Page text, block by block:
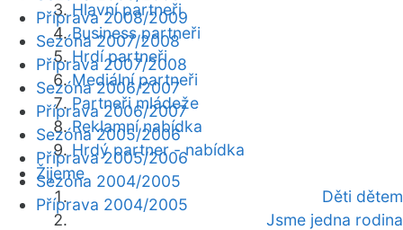
Hlavní partneři
Business partneři
Hrdí partneři
Mediální partneři
Partneři mládeže
Reklamní nabídka
Hrdý partner - nabídka
Žijeme
Děti dětem
Jsme jedna rodina
Příprava 2008/2009
Sezóna 2007/2008
Příprava 2007/2008
Sezóna 2006/2007
Příprava 2006/2007
Sezóna 2005/2006
Příprava 2005/2006
Sezóna 2004/2005
Příprava 2004/2005